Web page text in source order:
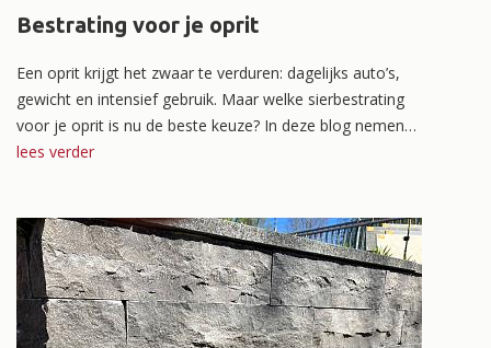
Bestrating voor je oprit
Een oprit krijgt het zwaar te verduren: dagelijks auto’s,
gewicht en intensief gebruik. Maar welke sierbestrating
voor je oprit is nu de beste keuze? In deze blog nemen
we je mee in de verschillende opties en waar je op moet
lees verder